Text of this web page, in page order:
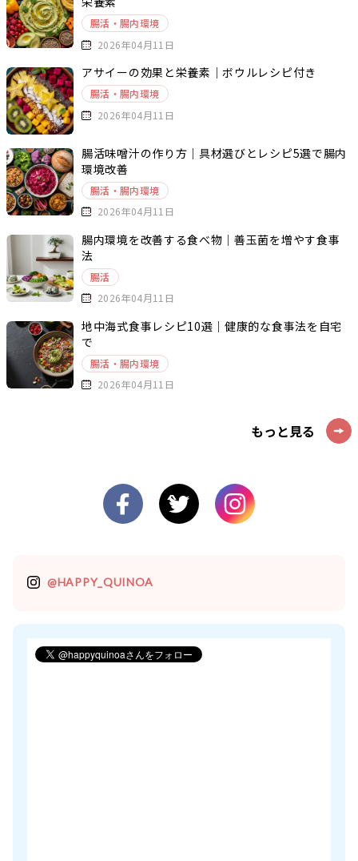
腸活・腸内環境
2026年04月11日
アサイーの効果と栄養素｜ボウルレシピ付き
腸活・腸内環境
2026年04月11日
腸活味噌汁の作り方｜具材選びとレシピ5選で腸内
環境改善
腸活・腸内環境
2026年04月11日
腸内環境を改善する食べ物｜善玉菌を増やす食事
法
腸活
2026年04月11日
地中海式食事レシピ10選｜健康的な食事法を自宅
で
腸活・腸内環境
2026年04月11日
もっと見る
@HAPPY_QUINOA